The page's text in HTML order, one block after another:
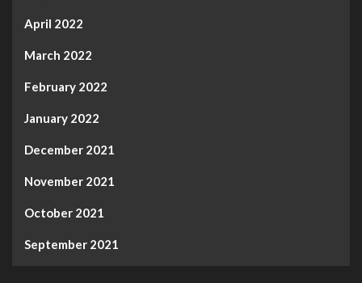
April 2022
March 2022
February 2022
January 2022
December 2021
November 2021
October 2021
September 2021